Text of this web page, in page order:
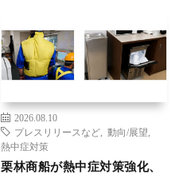
2026.08.10
プレスリリースなど
動向/展望
熱中症対策
栗林商船が熱中症対策強化、